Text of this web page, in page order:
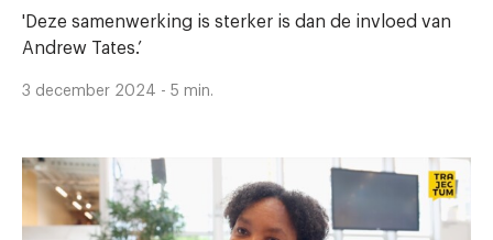
'Deze samenwerking is sterker is dan de invloed van
Andrew Tates.’
3 december 2024 - 5 min.